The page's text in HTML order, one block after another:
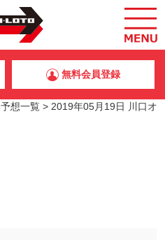
無料会員登録
想一覧 > 2019年05月19日 川口オ